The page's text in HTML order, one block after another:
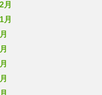
月
月